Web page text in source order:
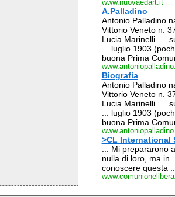
www.nuovaedart.it
A.Palladino
Antonio Palladino
Vittorio Veneto n.
Lucia Marinelli. ...
... luglio 1903
buona Prima
Biografia
Antonio Palladino
Vittorio Veneto n.
Lucia Marinelli. ...
... luglio 1903
buona Prima
>CL International
... Mi prepararono
nulla di loro, ma in
conoscere questa